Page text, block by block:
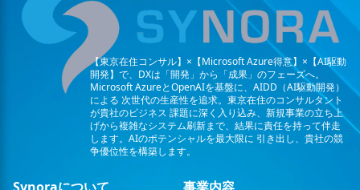
【東京在住コンサル】×【Microsoft Azure得意】×【AI駆動
開発】で、DXは「開発」から「成果」のフェーズへ。
Microsoft AzureとOpenAIを基盤に、AIDD（AI駆動開発）
による 次世代の生産性を追求。東京在住のコンサルタント
が貴社のビジネス 課題に深く入り込み、新規事業の立ち上
げから複雑なシステム刷新まで、結果に責任を持って伴走
します。AIのポテンシャルを最大限に 引き出し、貴社の競
争優位性を構築します。
Synoraについて 事業内容